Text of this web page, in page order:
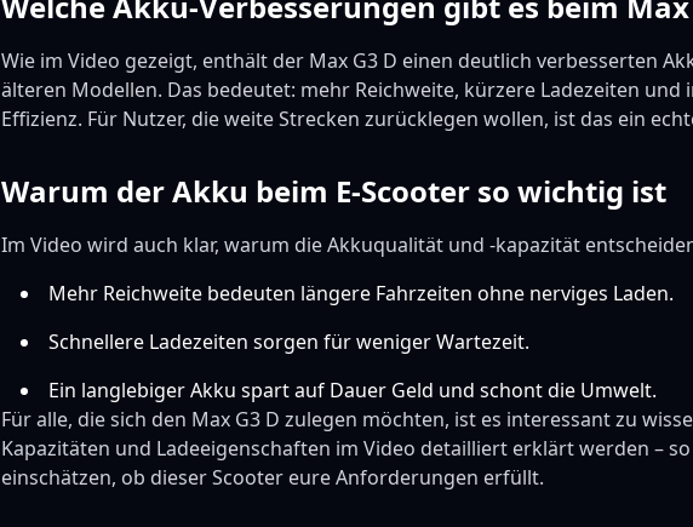
Wie im Video gezeigt, enthält der Max G3 D einen deutlich verbesserten
älteren Modellen. Das bedeutet: mehr Reichweite, kürzere Ladezeiten und
Effizienz. Für Nutzer, die weite Strecken zurücklegen wollen, ist das ein
Warum der Akku beim E-Scooter so wichtig ist
Im Video wird auch klar, warum die Akkuqualität und -kapazität
Mehr Reichweite bedeuten längere Fahrzeiten ohne nerviges Laden.
Schnellere Ladezeiten sorgen für weniger Wartezeit.
Ein langlebiger Akku spart auf Dauer Geld und schont die Umwelt.
Für alle, die sich den Max G3 D zulegen möchten, ist es interessant zu
Kapazitäten und Ladeeigenschaften im Video detailliert erklärt werden –
einschätzen, ob dieser Scooter eure Anforderungen erfüllt.